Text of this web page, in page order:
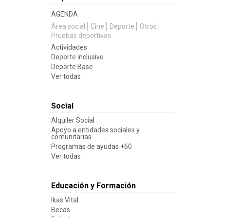
AGENDA
Área social
Cine Deporte
Otros
Pruebas deportivas
Actividades
Deporte inclusivo
Deporte Base
Ver todas
Social
Alquiler Social
Apoyo a entidades sociales y
comunitarias
Programas de ayudas +60
Ver todas
Educación y Formación
Ikas Vital
Becas